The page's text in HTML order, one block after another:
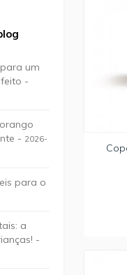
um
-
- 2026-
para o
a
-